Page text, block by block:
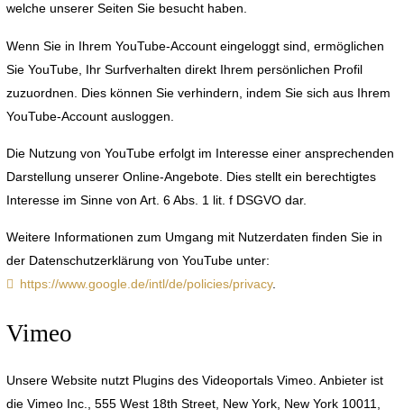
welche unserer Seiten Sie besucht haben.
Wenn Sie in Ihrem YouTube-Account eingeloggt sind, ermöglichen
Sie YouTube, Ihr Surfverhalten direkt Ihrem persönlichen Profil
zuzuordnen. Dies können Sie verhindern, indem Sie sich aus Ihrem
YouTube-Account ausloggen.
Die Nutzung von YouTube erfolgt im Interesse einer ansprechenden
Darstellung unserer Online-Angebote. Dies stellt ein berechtigtes
Interesse im Sinne von Art. 6 Abs. 1 lit. f DSGVO dar.
Weitere Informationen zum Umgang mit Nutzerdaten finden Sie in
der Datenschutzerklärung von YouTube unter:
https://www.google.de/intl/de/policies/privacy.
Vimeo
Unsere Website nutzt Plugins des Videoportals Vimeo. Anbieter ist
die Vimeo Inc., 555 West 18th Street, New York, New York 10011,